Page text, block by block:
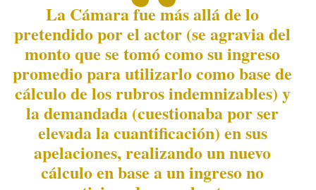
La Cámara fue más allá de lo
pretendido por el actor (se agravia del
monto que se tomó como su ingreso
promedio para utilizarlo como base de
cálculo de los rubros indemnizables) y
la demandada (cuestionaba por ser
elevada la cuantificación) en sus
apelaciones, realizando un nuevo
cálculo en base a un ingreso no